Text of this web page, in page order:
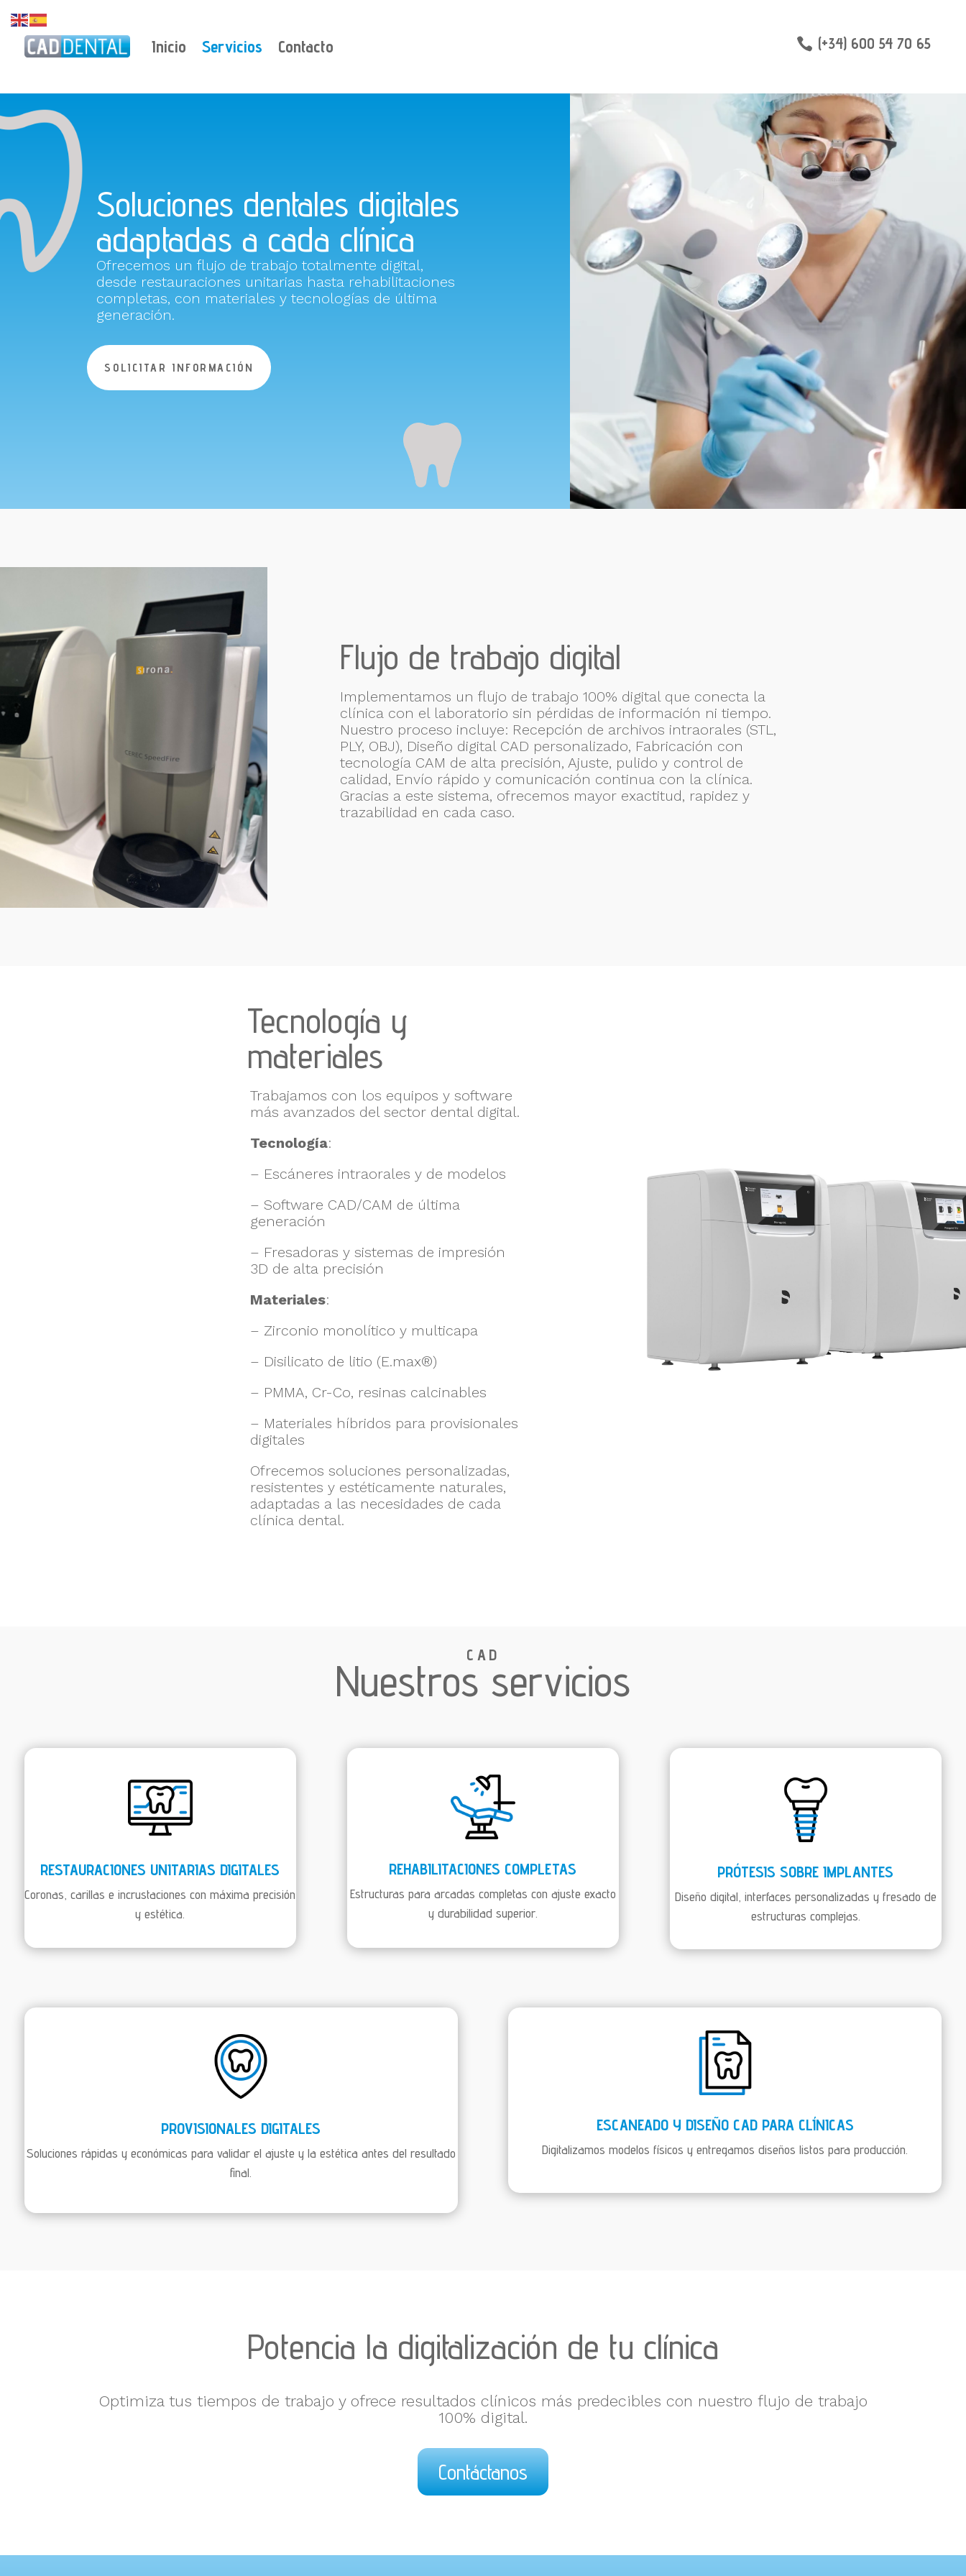
Inicio Servicios Contacto  (+34) 600 54 70 65
Soluciones dentales digitales
adaptadas a cada clínica
Ofrecemos un flujo de trabajo totalmente digital,
desde restauraciones unitarias hasta rehabilitaciones
completas, con materiales y tecnologías de última
generación.
SOLICITAR INFORMACIÓN
Flujo de trabajo digital
Implementamos un flujo de trabajo 100% digital que conecta la
clínica con el laboratorio sin pérdidas de información ni tiempo.
Nuestro proceso incluye: Recepción de archivos intraorales (STL,
PLY, OBJ), Diseño digital CAD personalizado, Fabricación con
tecnología CAM de alta precisión, Ajuste, pulido y control de
calidad, Envío rápido y comunicación continua con la clínica.
Gracias a este sistema, ofrecemos mayor exactitud, rapidez y
trazabilidad en cada caso.
Tecnología y
materiales
Trabajamos con los equipos y software
más avanzados del sector dental digital.
Tecnología:
– Escáneres intraorales y de modelos
– Software CAD/CAM de última
generación
– Fresadoras y sistemas de impresión
3D de alta precisión
Materiales:
– Zirconio monolítico y multicapa
– Disilicato de litio (E.max®)
– PMMA, Cr-Co, resinas calcinables
– Materiales híbridos para provisionales
digitales
Ofrecemos soluciones personalizadas,
resistentes y estéticamente naturales,
adaptadas a las necesidades de cada
clínica dental.
CAD
Nuestros servicios
RESTAURACIONES UNITARIAS DIGITALES
Coronas, carillas e incrustaciones con máxima precisión
y estética.
REHABILITACIONES COMPLETAS
Estructuras para arcadas completas con ajuste exacto
y durabilidad superior.
PRÓTESIS SOBRE IMPLANTES
Diseño digital, interfaces personalizadas y fresado de
estructuras complejas.
PROVISIONALES DIGITALES
Soluciones rápidas y económicas para validar el ajuste y la estética antes del resultado
final.
ESCANEADO Y DISEÑO CAD PARA CLÍNICAS
Digitalizamos modelos físicos y entregamos diseños listos para producción.
Potencia la digitalización de tu clínica
Optimiza tus tiempos de trabajo y ofrece resultados clínicos más predecibles con nuestro flujo de trabajo
100% digital.
Contáctanos